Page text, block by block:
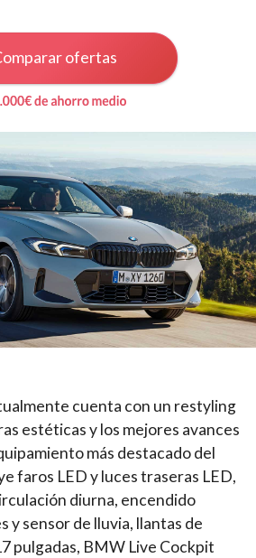
ofertas
cuenta con un restyling
estéticas y los mejores avances
más destacado del
faros LED y luces traseras LED,
diurna, encendido
y sensor de lluvia, llantas de
pulgadas, BMW Live Cockpit